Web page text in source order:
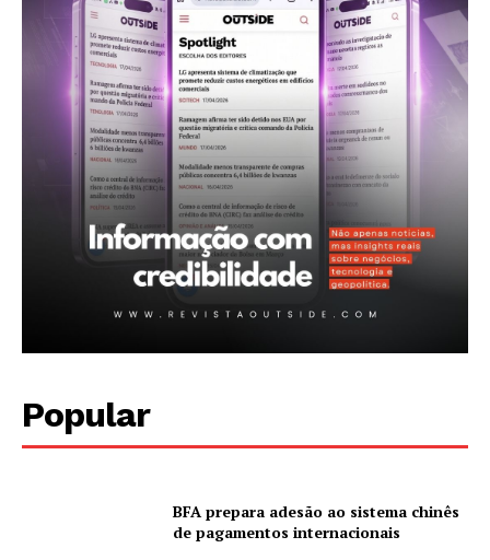
Política de Privacidade
Contactos
Planos de assinatura
Minha conta
Popular
BFA prepara adesão ao sistema chinês
de pagamentos internacionais